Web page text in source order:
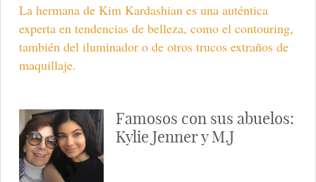
La hermana de Kim Kardashian es una auténtica
experta en tendencias de belleza, como el contouring,
también del iluminador o de otros trucos extraños de
maquillaje.
Famosos con sus abuelos:
Kylie Jenner y M.J